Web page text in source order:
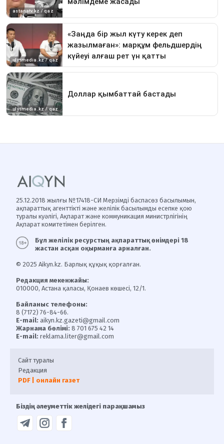
25.12.2018 жылғы №17418-СИ Мерзімді баспасөз басылымын,
ақпараттық агенттікті және желілік басылымды есепке қою
туралы куәлігі, Ақпарат және коммуникация министрлігінің
Ақпарат комитетімен берілген.
Бұл желілік ресурстың ақпараттық өнімдері 18
жастан асқан оқырманға арналған.
© 2025 Aikyn.kz. Барлық құқық қорғалған.
Редакция мекенжайы:
010000, Астана қаласы, Қонаев көшесі, 12/1.
Байланыс телефоны:
8 (7172) 76-84-66.
E-mail: aikyn.kz.gazeti@gmail.com
Жарнама бөлімі: 8 701 675 42 14
E-mail: reklama.liter@gmail.com
Сайт туралы
Редакция
PDF | онлайн газет
Біздің әлеуметтік желідегі парақшамыз